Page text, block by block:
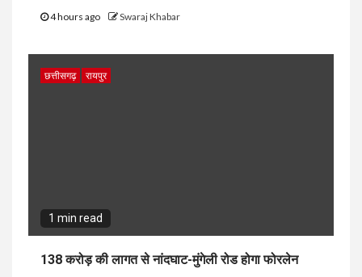
4 hours ago Swaraj Khabar
छत्तीसगढ़ रायपुर
1 min read
138 करोड़ की लागत से नांदघाट-मुंगेली रोड होगा फोरलेन